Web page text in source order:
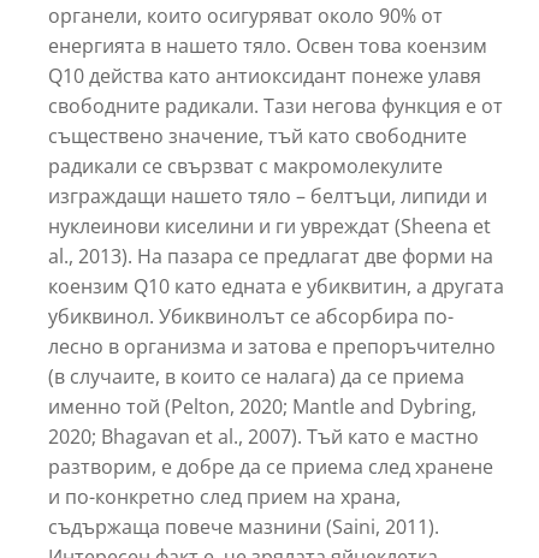
органели, които осигуряват около 90% от
енергията в нашето тяло. Освен това коензим
Q10 действа като антиоксидант понеже улавя
свободните радикали. Тази негова функция е от
съществено значение, тъй като свободните
радикали се свързват с макромолекулите
изграждащи нашето тяло – белтъци, липиди и
нуклеинови киселини и ги увреждат (Sheena et
al., 2013). На пазара се предлагат две форми на
коензим Q10 като едната е убиквитин, а другата
убиквинол. Убиквинолът се абсорбира по-
лесно в организма и затова е препоръчително
(в случаите, в които се налага) да се приема
именно той (Pelton, 2020; Mantle and Dybring,
2020; Bhagavan et al., 2007). Тъй като е мастно
разтворим, е добре да се приема след хранене
и по-конкретно след прием на храна,
съдържаща повече мазнини (Saini, 2011).